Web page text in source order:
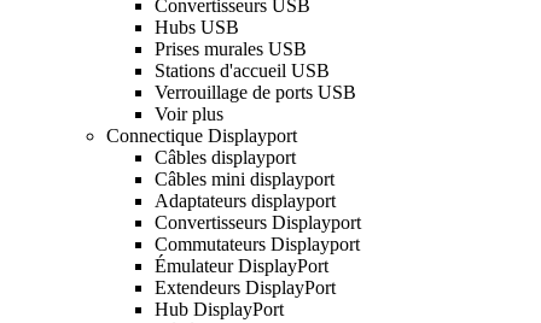
Convertisseurs USB
Hubs USB
Prises murales USB
Stations d'accueil USB
Verrouillage de ports USB
Voir plus
Connectique Displayport
Câbles displayport
Câbles mini displayport
Adaptateurs displayport
Convertisseurs Displayport
Commutateurs Displayport
Émulateur DisplayPort
Extendeurs DisplayPort
Hub DisplayPort